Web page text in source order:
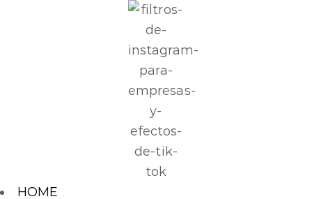
HOME